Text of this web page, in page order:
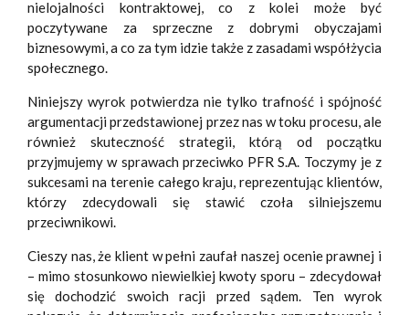
nielojalności kontraktowej, co z kolei może być
poczytywane za sprzeczne z dobrymi obyczajami
biznesowymi, a co za tym idzie także z zasadami współżycia
społecznego.
Niniejszy wyrok potwierdza nie tylko trafność i spójność
argumentacji przedstawionej przez nas w toku procesu, ale
również skuteczność strategii, którą od początku
przyjmujemy w sprawach przeciwko PFR S.A. Toczymy je z
sukcesami na terenie całego kraju, reprezentując klientów,
którzy zdecydowali się stawić czoła silniejszemu
przeciwnikowi.
Cieszy nas, że klient w pełni zaufał naszej ocenie prawnej i
– mimo stosunkowo niewielkiej kwoty sporu – zdecydował
się dochodzić swoich racji przed sądem. Ten wyrok